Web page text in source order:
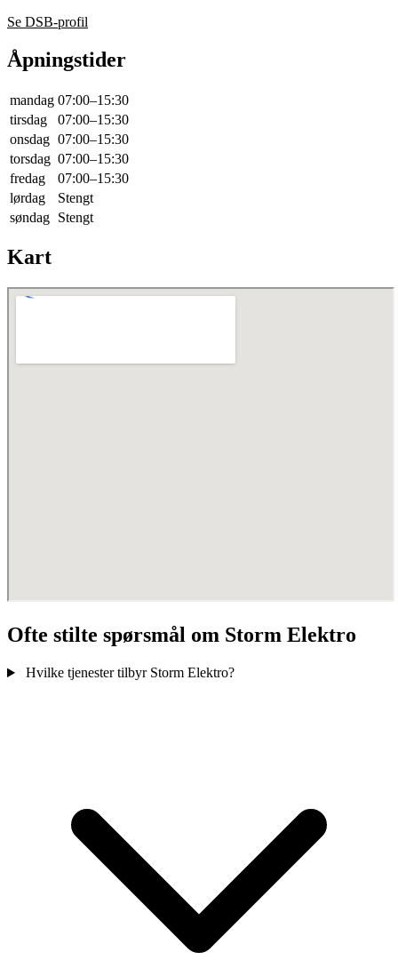
Se DSB-profil
Åpningstider
mandag 07:00–15:30
tirsdag
07:00–15:30
onsdag 07:00–15:30
torsdag 07:00–15:30
fredag
07:00–15:30
lørdag
Stengt
søndag Stengt
Kart
Ofte stilte spørsmål om Storm Elektro
Hvilke tjenester tilbyr Storm Elektro?